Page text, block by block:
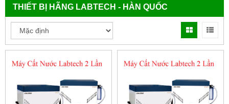
THIẾT BỊ HÃNG LABTECH - HÀN QUỐC